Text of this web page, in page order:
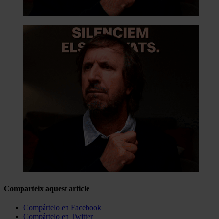
Comparteix aquest article
Compártelo en Facebook
Compártelo en Twitter